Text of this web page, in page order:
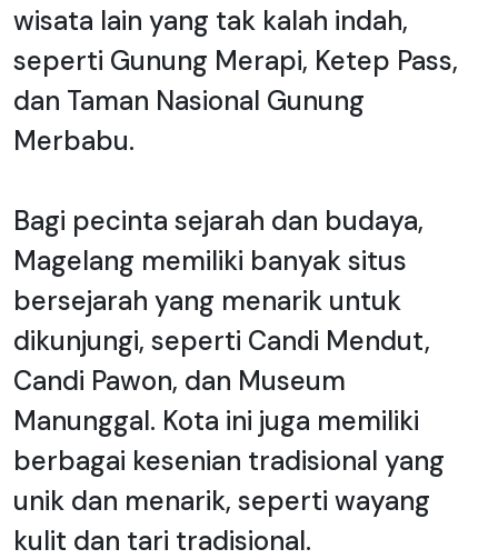
wisata lain yang tak kalah indah,
seperti Gunung Merapi, Ketep Pass,
dan Taman Nasional Gunung
Merbabu.
Bagi pecinta sejarah dan budaya,
Magelang memiliki banyak situs
bersejarah yang menarik untuk
dikunjungi, seperti Candi Mendut,
Candi Pawon, dan Museum
Manunggal. Kota ini juga memiliki
berbagai kesenian tradisional yang
unik dan menarik, seperti wayang
kulit dan tari tradisional.